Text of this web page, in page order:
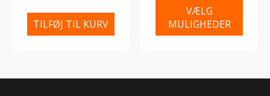
TILFØJ TIL KURV
VÆLG
MULIGHEDER